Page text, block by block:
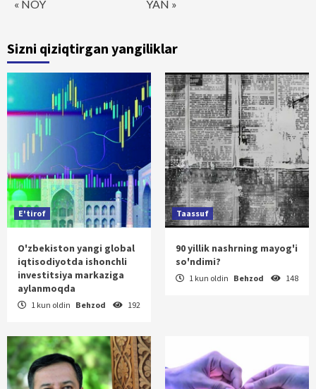
« NOY YAN »
Sizni qiziqtirgan yangiliklar
E'tirof
O'zbekiston yangi global
iqtisodiyotda ishonchli
investitsiya markaziga
aylanmoqda
1 kun oldin Behzod 192
Taassuf
90 yillik nashrning mayog'i
so'ndimi?
1 kun oldin Behzod 148